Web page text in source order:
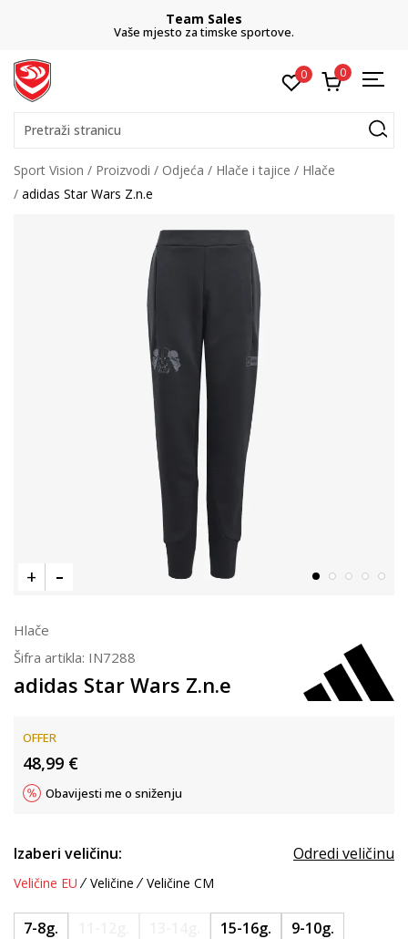
Team Sales
Vaše mjesto za timske sportove.
0 0
Pretraži stranicu
Sport Vision Proizvodi Odjeća Hlače i tajice
Hlače
adidas Star Wars Z.n.e
Hlače
Šifra artikla: IN7288
adidas Star Wars Z.n.e
OFFER
48,99 €
Obavijesti me o sniženju
Izaberi veličinu: Odredi veličinu
Veličine EU Veličine Veličine CM
7-8g. 15-16g. 9-10g.